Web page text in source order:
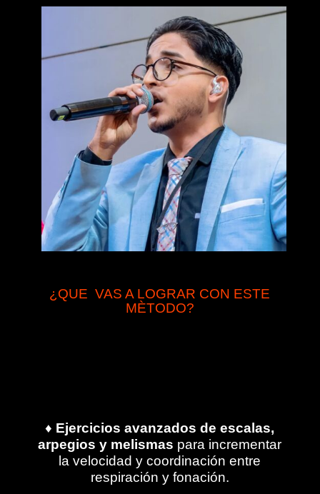
¿QUE VAS A LOGRAR CON ESTE
MÈTODO?
♦ Ejercicios avanzados de escalas,
arpegios y melismas para incrementar
la velocidad y coordinación entre
respiración y fonación.